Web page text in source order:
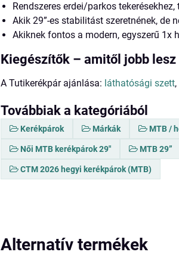
Rendszeres erdei/parkos tekerésekhez,
Akik 29”-es stabilitást szeretnének, de
Akiknek fontos a modern, egyszerű 1x
Kiegészítők – amitől jobb
A Tutikerékpár ajánlása: láthatósági szett,
Továbbiak a kategóriából
Kerékpárok Márkák MTB /
Női MTB kerékpárok 29" MTB 29”
CTM 2026 hegyi kerékpárok (MTB)
Alternatív termékek